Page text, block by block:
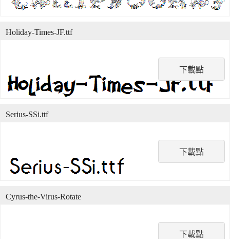
下載點
Holiday-Times-JF.ttf
下載點
Serius-SSi.ttf
下載點
Cyrus-the-Virus-Rotate